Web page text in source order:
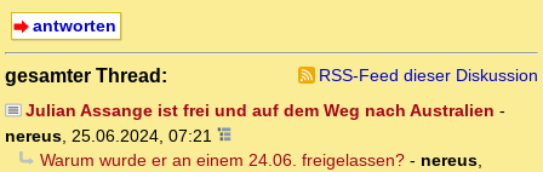
antworten
gesamter Thread:
RSS-Feed dieser Diskussion
Julian Assange ist frei und auf dem Weg nach Australien -
nereus, 25.06.2024, 07:21
Warum wurde er an einem 24.06. freigelassen?- nereus,